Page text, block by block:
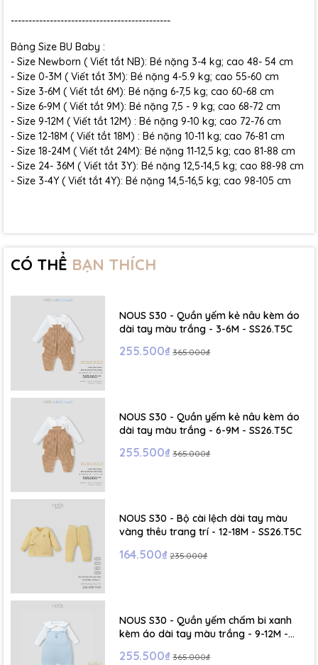
---------------------------------------------
Bảng Size BU Baby :
- Size Newborn ( Viết tắt NB): Bé nặng 3-4 kg; cao 48- 54 cm
- Size 0-3M ( Viết tắt 3M): Bé nặng 4-5.9 kg; cao 55-60 cm
- Size 3-6M ( Viết tắt 6M): Bé nặng 6-7,5 kg; cao 60-68 cm
- Size 6-9M ( Viết tắt 9M): Bé nặng 7,5 - 9 kg; cao 68-72 cm
- Size 9-12M ( Viết tắt 12M) : Bé nặng 9-10 kg; cao 72-76 cm
- Size 12-18M ( Viết tắt 18M) : Bé nặng 10-11 kg; cao 76-81 cm
- Size 18-24M ( Viết tắt 24M): Bé nặng 11-12,5 kg; cao 81-88 cm
- Size 24- 36M ( Viết tắt 3Y): Bé nặng 12,5-14,5 kg; cao 88-98 cm
- Size 3-4Y ( Viết tắt 4Y): Bé nặng 14,5-16,5 kg; cao 98-105 cm
CÓ THỂ BẠN THÍCH
NOUS S30 - Quần yếm kẻ nâu kèm áo
dài tay màu trắng - 3-6M - SS26.T5C
255.500₫ 365.000₫
NOUS S30 - Quần yếm kẻ nâu kèm áo
dài tay màu trắng - 6-9M - SS26.T5C
255.500₫ 365.000₫
NOUS S30 - Bộ cài lệch dài tay màu
vàng thêu trang trí - 12-18M - SS26.T5C
164.500₫ 235.000₫
NOUS S30 - Quần yếm chấm bi xanh
kèm áo dài tay màu trắng - 9-12M -
255.500₫ 365.000₫